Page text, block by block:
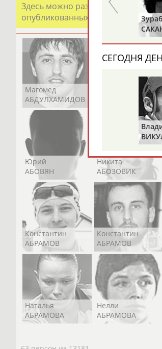
Здесь можно разместить
опубликованных записях. Страна
Магомед
АБДУЛХАМИДОВ
АБДУРАХМАНОВ
Юрий
АБОВЯН
Никита
АБОЗОВИК
Константин
АБРАМОВ
Константин
АБРАМОВ
Наталья
АБРАМОВА
Нелли
АБРАМОВА
Александр
ГОРЕЛИК
Зураб
СЕГОДНЯ